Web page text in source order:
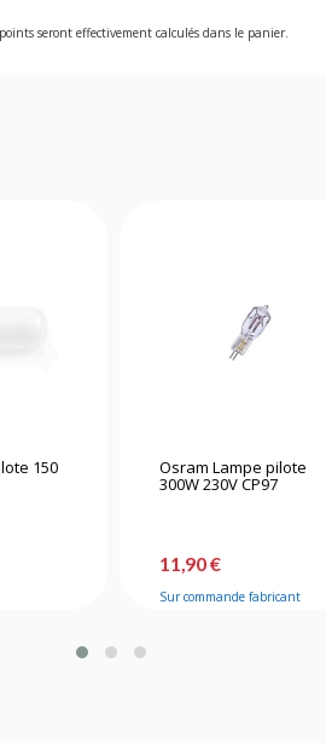
seront effectivement calculés dans le panier.
150 Osram Lampe pilote
300W 230V CP97
11,90 €
Sur commande fabricant